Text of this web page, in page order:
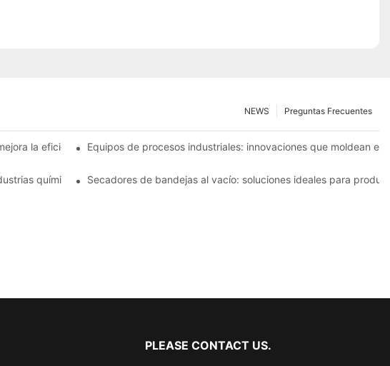
Preguntas Frecuentes
NEWS
la eficiencia operativaEquipos de procesos industriales: innovaciones que moldean el
química y alimentariaSecadores de bandejas al vacío: soluciones ideales para
PLEASE CONTACT US.